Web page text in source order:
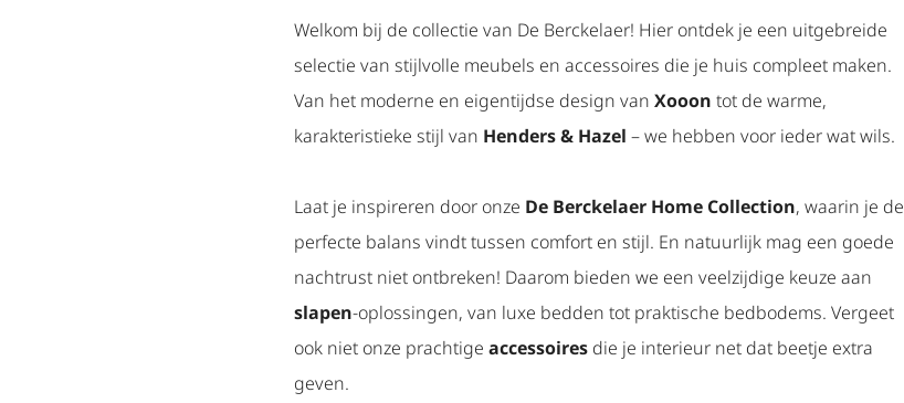
Welkom bij de collectie van De Berckelaer! Hier ontdek je een uitgebreide
selectie van stijlvolle meubels en accessoires die je huis compleet maken.
Van het moderne en eigentijdse design van Xooon tot de warme,
karakteristieke stijl van Henders & Hazel – we hebben voor ieder wat wils.
Laat je inspireren door onze De Berckelaer Home Collection, waarin je de
perfecte balans vindt tussen comfort en stijl. En natuurlijk mag een goede
nachtrust niet ontbreken! Daarom bieden we een veelzijdige keuze aan
slapen-oplossingen, van luxe bedden tot praktische bedbodems. Vergeet
ook niet onze prachtige accessoiresdie je interieur net dat beetje extra
geven.